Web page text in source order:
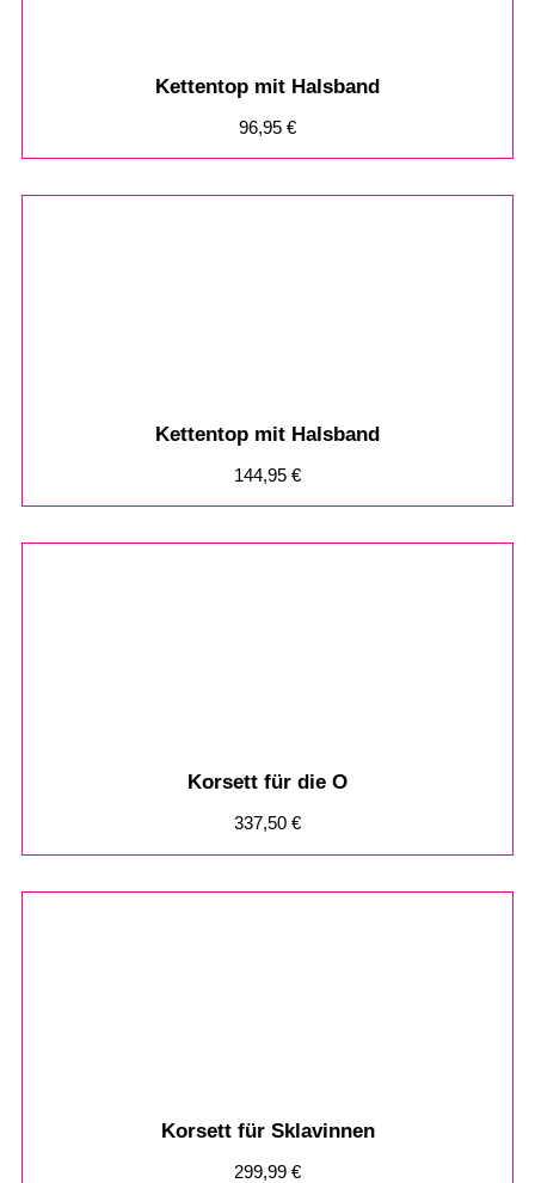
Kettentop mit Halsband
96,95 €
Kettentop mit Halsband
144,95 €
Korsett für die O
337,50 €
Korsett für Sklavinnen
299,99 €